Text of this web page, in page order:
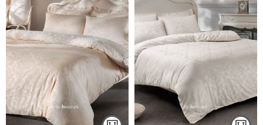
21,075 21,075₽